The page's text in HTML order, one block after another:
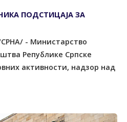
ПОДСТИЦАЈА ЗА
- Министарство
Републике Српске
активности, надзор над